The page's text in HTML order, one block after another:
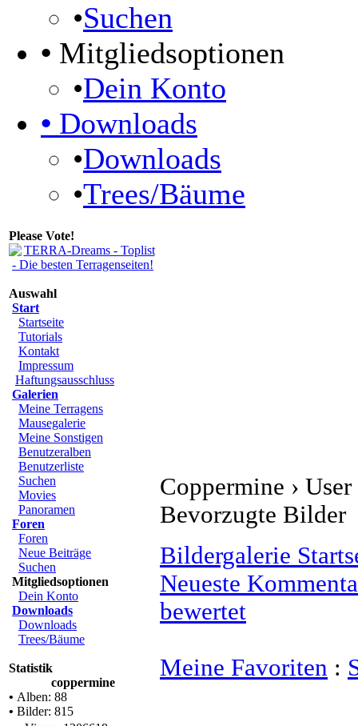
•Suchen
• Mitgliedsoptionen
•Dein Konto
• Downloads
•Downloads
•Trees/Bäume
Please Vote!
Auswahl
Start
Startseite
Tutorials
Kontakt
Impressum
Haftungsausschluss
Galerien
Meine Terragens
Mausegalerie
Meine Sonstigen
Benutzeralben
Benutzerliste
Suchen
Movies
Panoramen
Foren
Foren
Neue Beiträge
Suchen
Mitgliedsoptionen
Dein Konto
Downloads
Downloads
Statistik
coppermine
• Alben: 88
Coppermine › User
Bevorzugte Bilder
Bildergalerie
Neueste
bewertet
Meine Favoriten: